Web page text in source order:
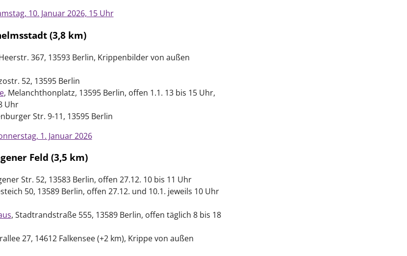
10. Januar 2026, 15 Uhr
(3,8 km)
367, 13593 Berlin, Krippenbilder von außen
52, 13595 Berlin
, Melanchthonplatz, 13595 Berlin, offen 1.1. 13 bis 15 Uhr,
Uhr
Str. 9-11, 13595 Berlin
1. Januar 2026
Feld (3,5 km)
Str. 52, 13583 Berlin, offen 27.12. 10 bis 11 Uhr
50, 13589 Berlin, offen 27.12. und 10.1. jeweils 10 Uhr
, Stadtrandstraße 555, 13589 Berlin, offen täglich 8 bis 18
27, 14612 Falkensee (+2 km), Krippe von außen